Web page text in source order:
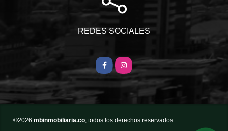
REDES SOCIALES
FacebookInstagram
©2026 mbinmobiliaria.co, todos los derechos reservados.